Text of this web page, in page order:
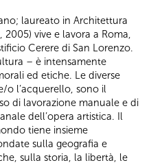
laureato in Architettura
2005) vive e lavora a Roma,
Cerere di San Lorenzo.
– è intensamente
ed etiche. Le diverse
o l’acquerello, sono il
di lavorazione manuale e di
dell’opera artistica. Il
tiene insieme
sulla geografia e
sulla storia, la libertà, le